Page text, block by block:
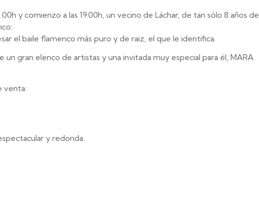
y comienzo a las 19.00h, un vecino de Láchar, de tan sólo 8 años de
el baile flamenco más puro y de raiz, el que le identifica.
un gran elenco de artistas y una invitada muy especial para él, MARA
venta:
y redonda.